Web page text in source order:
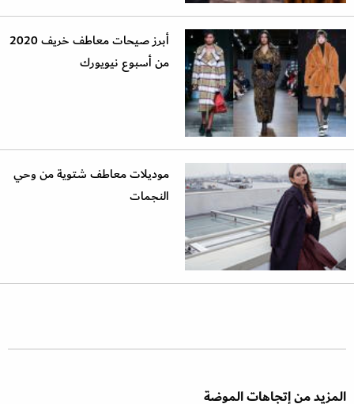
أبرز صيحات معاطف خريف 2020
من أسبوع نيويورك
موديلات معاطف شتوية من وحي
النجمات
المزيد من إتجاهات الموضة